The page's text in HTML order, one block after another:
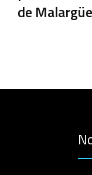
de Malargüe